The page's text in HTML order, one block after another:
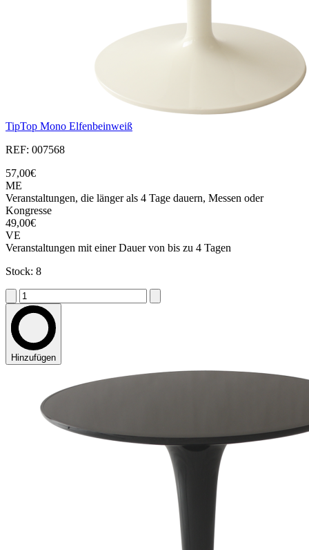
TipTop Mono Elfenbeinweiß
REF: 007568
57,00€
ME
Veranstaltungen, die länger als 4 Tage dauern, Messen oder
Kongresse
49,00€
VE
Veranstaltungen mit einer Dauer von bis zu 4 Tagen
Stock: 8
Hinzufügen